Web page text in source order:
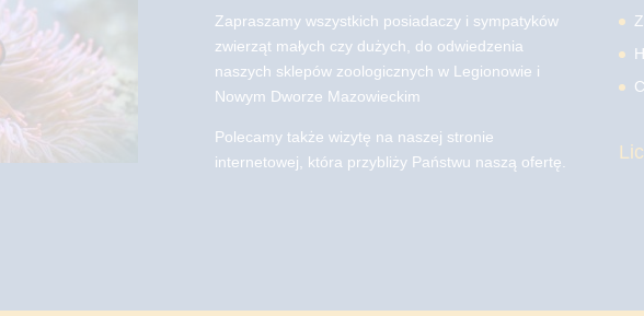
Zapraszamy wszystkich posiadaczy i sympatyków
zwierząt małych czy dużych, do odwiedzenia
naszych sklepów zoologicznych w Legionowie i
Nowym Dworze Mazowieckim
Polecamy także wizytę na naszej stronie
internetowej, która przybliży Państwu naszą ofertę.